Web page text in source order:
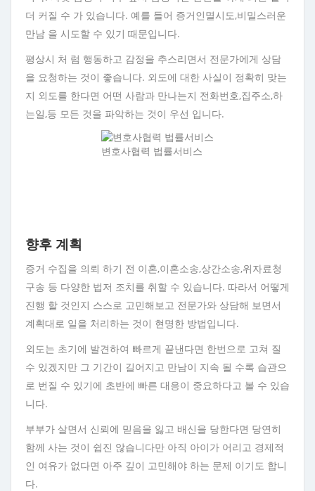
더 커질 수 가 있습니다. 예를 들어 증거인멸시도,비밀스러운
만남 을 시도할 수 있기 때문입니다.
평상시 처 럼 행동하고 감정을 추스리면서 전문가에게 상담
을 요청하는 것이 좋습니다. 외도에 대한 사실이 정확히 맞는
지 외도를 한다면 어떤 사람과 만나는지 전화번호,집주소,하
는일,등 모든 것을 파악하는 것이 우선 입니다.
변호사협력 법률서비스
향후 계획
증거 수집을 의뢰 하기 전 이혼,이혼소송,상간소송,위자료청
구송 등 다양한 법저 조치를 취할 수 있습니다. 따라서 어떻게
진행 할 것인지 스스로 고민해보고 전문가와 상담해 보면서
계획대로 일을 처리하는 것이 현명한 방법입니다.
외도는 초기에 발견하여 빠르게 끝낸다면 한번으로 고쳐 질
수 있겠지만 그 기간이 길어지고 만남이 지속 될 수록 습관으
로 번질 수 있기에 초반에 빠른 대응이 중요하다고 볼 수 있습
니다.
부부가 살면서 신뢰에 믿음을 잃고 배신을 당한다면 당연히
함께 사는 것이 쉽진 않습니다만 아직 아이가 어리고 경제적
인 여유가 없다면 아주 깊이 고민해야 하는 문제 이기도 합니
다.